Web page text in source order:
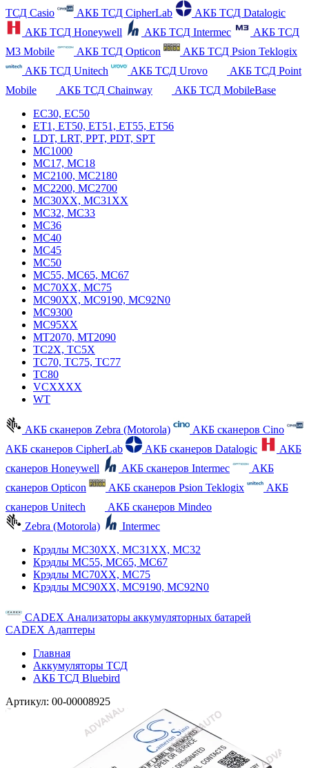
ТСД Casio
АКБ ТСД CipherLab
АКБ ТСД Datalogic
АКБ ТСД Honeywell
АКБ ТСД Intermec
АКБ ТСД
M3 Mobile
АКБ ТСД Opticon
АКБ ТСД Psion Teklogix
АКБ ТСД Unitech
АКБ ТСД Urovo
АКБ ТСД Point
Mobile
АКБ ТСД Chainway
АКБ ТСД MobileBase
EC30, EC50
ET1, ET50, ET51, ET55, ET56
LDT, LRT, PPT, PDT, SPT
MC1000
MC17, MC18
MC2100, MC2180
MC2200, MC2700
MC30XX, MC31XX
MC32, MC33
MC36
MC40
MC45
MC50
MC55, MC65, MC67
MC70XX, MC75
MC90XX, MC9190, MC92N0
MC9300
MC95XX
MT2070, MT2090
TC2X, TC5X
TC70, TC75, TC77
TC80
VCXXXX
WT
АКБ сканеров Zebra (Motorola)
АКБ сканеров Cino
АКБ сканеров CipherLab
АКБ сканеров Datalogic
АКБ
сканеров Honeywell
АКБ сканеров Intermec
АКБ
сканеров Opticon
АКБ сканеров Psion Teklogix
АКБ
сканеров Unitech
АКБ сканеров Mindeo
Zebra (Motorola)
Intermec
Крэдлы MC30XX, MC31XX, MC32
Крэдлы MC55, MC65, MC67
Крэдлы MC70XX, MC75
Крэдлы MC90XX, MC9190, MC92N0
CADEX Анализаторы аккумуляторных батарей
CADEX Адаптеры
Главная
Аккумуляторы ТСД
АКБ ТСД Bluebird
Артикул: 00-00008925